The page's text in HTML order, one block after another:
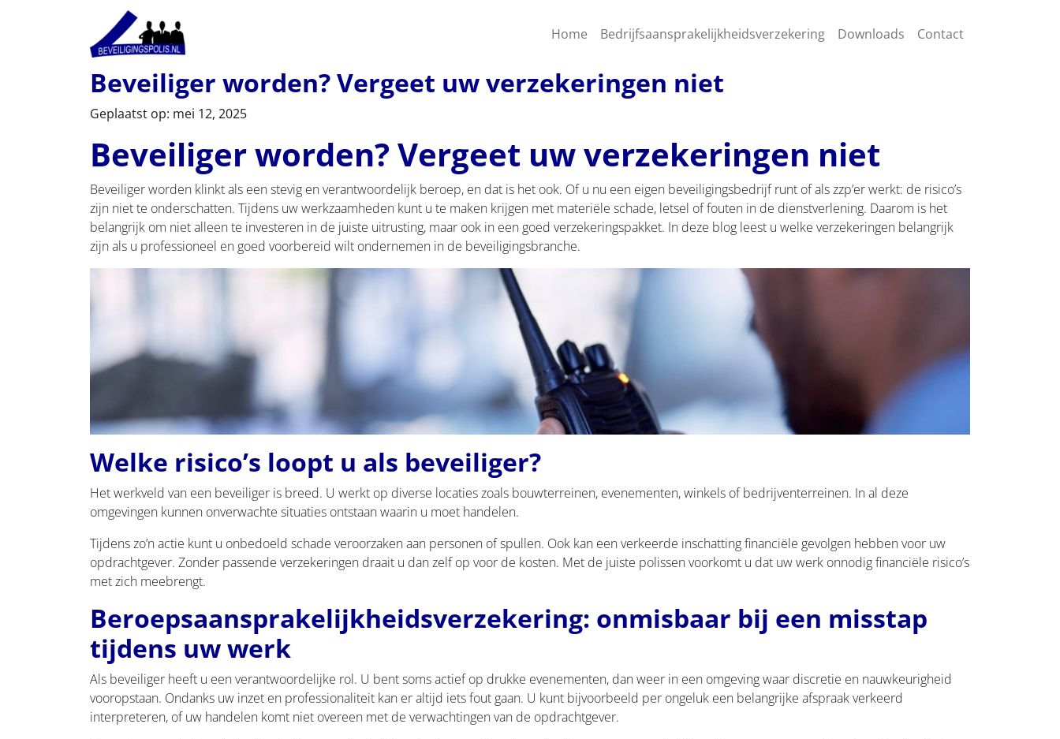
Home Bedrijfsaansprakelijkheidsverzekering Downloads Contact
Beveiliger worden? Vergeet uw verzekeringen niet
Geplaatst op: mei 12, 2025
Beveiliger worden? Vergeet uw verzekeringen niet
Beveiliger worden klinkt als een stevig en verantwoordelijk beroep, en dat is het ook. Of u nu een eigen beveiligingsbedrijf runt of als zzp’er werkt: de risico’s
zijn niet te onderschatten. Tijdens uw werkzaamheden kunt u te maken krijgen met materiële schade, letsel of fouten in de dienstverlening. Daarom is het
belangrijk om niet alleen te investeren in de juiste uitrusting, maar ook in een goed verzekeringspakket. In deze blog leest u welke verzekeringen belangrijk
zijn als u professioneel en goed voorbereid wilt ondernemen in de beveiligingsbranche.
Welke risico’s loopt u als beveiliger?
Het werkveld van een beveiliger is breed. U werkt op diverse locaties zoals bouwterreinen, evenementen, winkels of bedrijventerreinen. In al deze
omgevingen kunnen onverwachte situaties ontstaan waarin u moet handelen.
Tijdens zo’n actie kunt u onbedoeld schade veroorzaken aan personen of spullen. Ook kan een verkeerde inschatting financiële gevolgen hebben voor uw
opdrachtgever. Zonder passende verzekeringen draait u dan zelf op voor de kosten. Met de juiste polissen voorkomt u dat uw werk onnodig financiële risico’s
met zich meebrengt.
Beroepsaansprakelijkheidsverzekering: onmisbaar bij een misstap
tijdens uw werk
Als beveiliger heeft u een verantwoordelijke rol. U bent soms actief op drukke evenementen, dan weer in een omgeving waar discretie en nauwkeurigheid
vooropstaan. Ondanks uw inzet en professionaliteit kan er altijd iets fout gaan. U kunt bijvoorbeeld per ongeluk een belangrijke afspraak verkeerd
interpreteren, of uw handelen komt niet overeen met de verwachtingen van de opdrachtgever.